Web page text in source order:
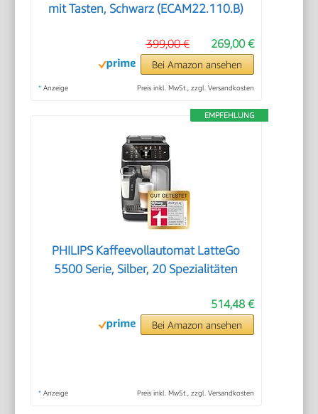
mit Tasten, Schwarz (ECAM22.110.B)
269,00 €
399,00 €
Bei Amazon ansehen
* Anzeige Preis inkl. MwSt., zzgl. Versandkosten
EMPFEHLUNG
PHILIPS Kaffeevollautomat LatteGo
5500 Serie, Silber, 20 Spezialitäten
514,48 €
Bei Amazon ansehen
* Anzeige Preis inkl. MwSt., zzgl. Versandkosten